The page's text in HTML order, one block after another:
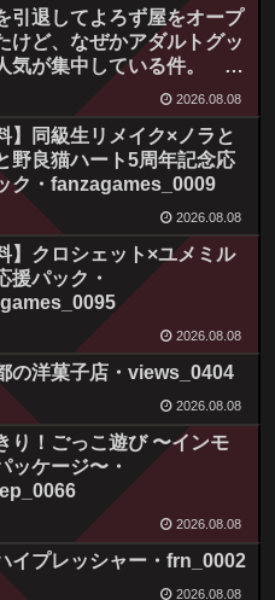
引退してよろず屋をオープ
けど、なぜかアダルトグッ
気が集中している件。 悩
に悩むサキュバス・フィー
オナホール対応】・
2026.08.08
】同級生リメイク×ノラと
野良猫ハート5周年記念応
ク・fanzagames_0009
2026.08.08
】クロシェット×ユメミル
援パック・
2026.08.08
の洋菓子店・views_0404
2026.08.08
り！ごっこ遊び 〜インモ
ッケージ〜・
2026.08.08
イプレッシャー・frn_0002
2026.08.08